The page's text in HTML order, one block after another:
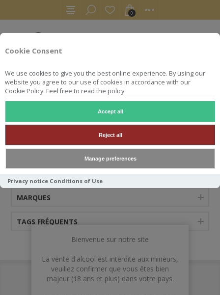
Cookie Consent
We use cookies to give you the best online experience. By using our
website you agree to our use of cookies in accordance with our
Cookie Policy. Feel free to read the policy.
Accept all
Reject all
Manage preferences
Privacy notice Conditions of Use
0
ANDRESEN
CATÉGORIES
MARQUES
TAGS FRÉQUENTS
Bienvenue sur notre site
La vente d'alcool est interdite aux mineurs,
veuillez confirmer que vous êtes bien
majeur (18 ans et plus) dans votre pays.